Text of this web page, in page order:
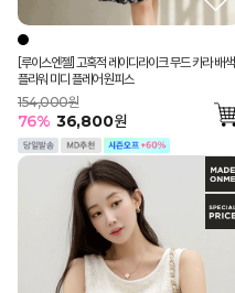
[루이스엔젤] 고혹적 레이디라이크 무드 카라 배색
플라워 미디 플레어 원피스
154,000원
76% 36,800원